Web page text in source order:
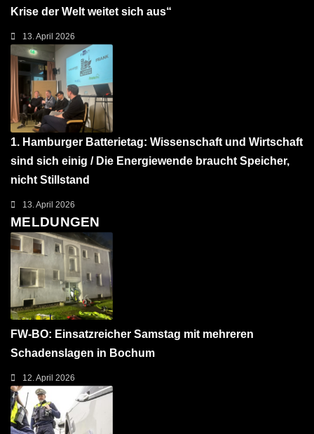
Krise der Welt weitet sich aus“
13. April 2026
1. Hamburger Batterietag: Wissenschaft und Wirtschaft
sind sich einig / Die Energiewende braucht Speicher,
nicht Stillstand
13. April 2026
MELDUNGEN
FW-BO: Einsatzreicher Samstag mit mehreren
Schadenslagen in Bochum
12. April 2026